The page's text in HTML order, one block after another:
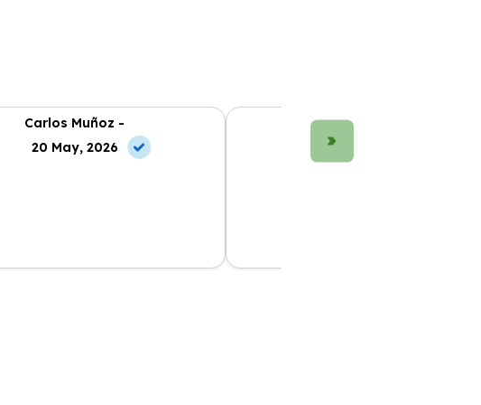
Carlos Muñoz -
20 May, 2026
María López -
10 May, 2026